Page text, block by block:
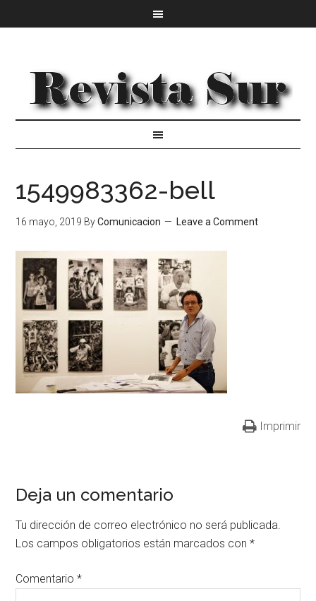
1549983362-bell
16 mayo, 2019 ByComunicacion Leave a Comment
Imprimir
Deja un comentario
Tu dirección de correo electrónico no será publicada.
Los campos obligatorios están marcados con*
Comentario*